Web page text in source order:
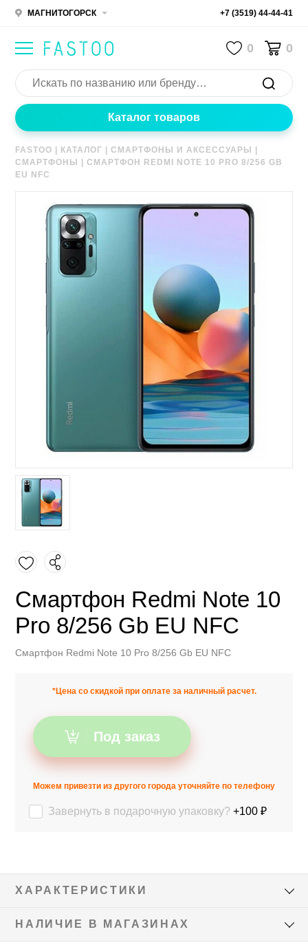
МАГНИТОГОРСК +7 (3519) 44-44-41
0 0
Каталог товаров
FASTOO КАТАЛОГ |СМАРТФОНЫ И АКСЕССУАРЫ
СМАРТФОНЫ
|СМАРТФОН REDMI NOTE 10 PRO 8/256 GB
EU NFC
Смартфон Redmi Note 10
Pro 8/256 Gb EU NFC
Смартфон Redmi Note 10 Pro 8/256 Gb EU NFC
*Цена со скидкой при оплате за наличный расчет.
Под заказ
Можем привезти из другого города уточняйте по телефону
Завернуть в подарочную упаковку? +100 ₽
ХАРАКТЕРИСТИКИ
НАЛИЧИЕ В МАГАЗИНАХ